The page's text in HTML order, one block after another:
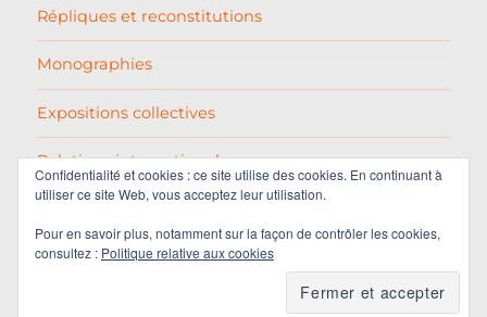
Répliques et reconstitutions
Monographies
Expositions collectives
Relations internationales
Varia
Confidentialité et cookies : ce site utilise des cookies. En continuant à
utiliser ce site Web, vous acceptez leur utilisation.
Pour en savoir plus, notamment sur la façon de contrôler les cookies,
consultez : Politique relative aux cookies